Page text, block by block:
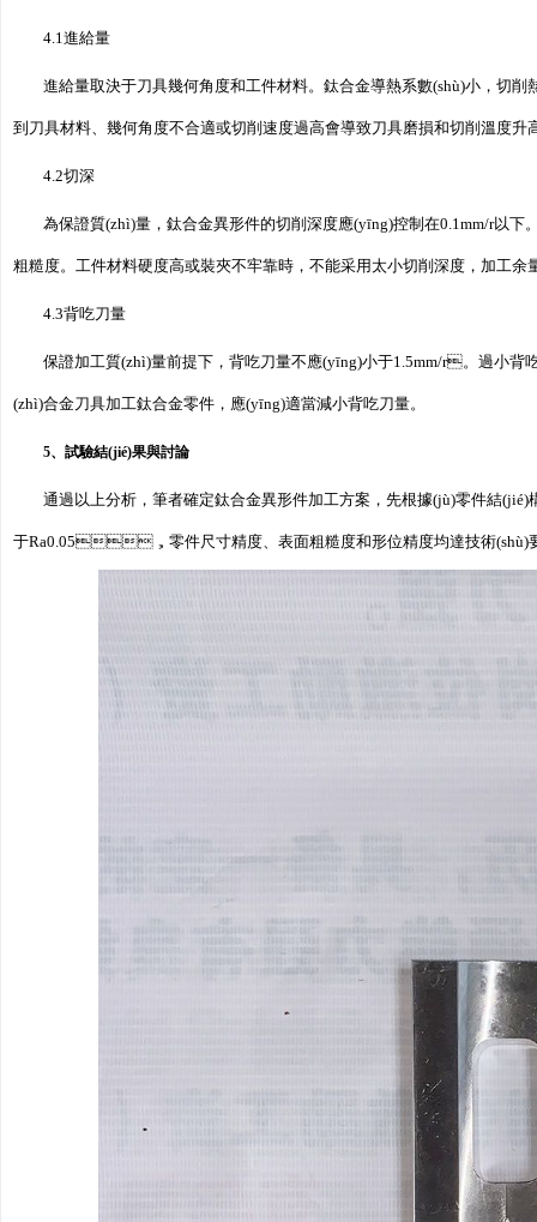
4.1進給量
進給量取決于刀具幾何角度和工件材料。鈦合金導熱系數(shù)小，切
到刀具材料、幾何角度不合適或切削速度過高會導致刀具磨損和切削溫度升
4.2切深
為保證質(zhì)量，鈦合金異形件的切削深度應(yīng)控制在0.1mm/r以下
粗糙度。工件材料硬度高或裝夾不牢靠時，不能采用太小切削深度，加工
4.3背吃刀量
保證加工質(zhì)量前提下，背吃刀量不應(yīng)小于1.5mm/r。過小背吃刀
(zhì)合金刀具加工鈦合金零件，應(yīng)適當減小背吃刀量。
5、試驗結(jié)果與討論
通過以上分析，筆者確定鈦合金異形件加工方案，先根據(jù)零件結
于Ra0.05，零件尺寸精度、表面粗糙度和形位精度均達技術(shù)